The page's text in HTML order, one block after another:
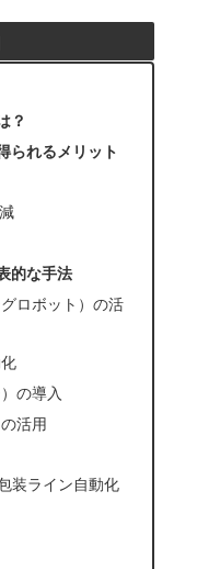
？
られるメリット
的な手法
ロボット）の活
の導入
活用
装ライン自動化